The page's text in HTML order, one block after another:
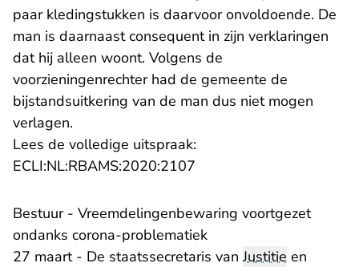
paar kledingstukken is daarvoor onvoldoende. De
man is daarnaast consequent in zijn verklaringen
dat hij alleen woont. Volgens de
voorzieningenrechter had de gemeente de
bijstandsuitkering van de man dus niet mogen
verlagen.
Lees de volledige uitspraak:
ECLI:NL:RBAMS:2020:2107
Bestuur - Vreemdelingenbewaring voortgezet
ondanks corona-problematiek
27 maart - De staatssecretaris vanJustitie en